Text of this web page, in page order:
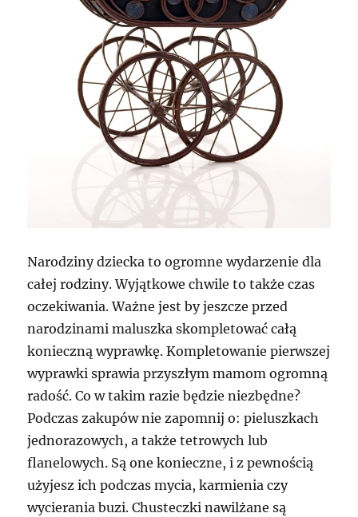
Narodziny dziecka to ogromne wydarzenie dla
całej rodziny. Wyjątkowe chwile to także czas
oczekiwania. Ważne jest by jeszcze przed
narodzinami maluszka skompletować całą
konieczną wyprawkę. Kompletowanie pierwszej
wyprawki sprawia przyszłym mamom ogromną
radość. Co w takim razie będzie niezbędne?
Podczas zakupów nie zapomnij o: pieluszkach
jednorazowych, a także tetrowych lub
flanelowych. Są one konieczne, i z pewnością
użyjesz ich podczas mycia, karmienia czy
wycierania buzi. Chusteczki nawilżane są